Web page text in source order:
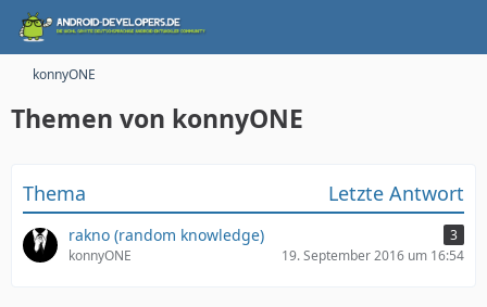
konnyONE
Themen von konnyONE
Thema Letzte Antwort
rakno (random knowledge)
3
konnyONE
19. September 2016 um 16:54